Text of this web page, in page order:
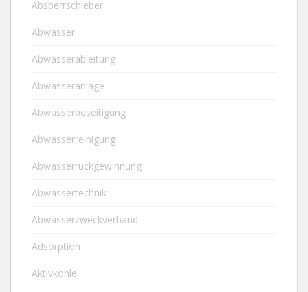
Absperrschieber
Abwasser
Abwasserableitung
Abwasseranlage
Abwasserbeseitigung
Abwasserreinigung
Abwasserrückgewinnung
Abwassertechnik
Abwasserzweckverband
Adsorption
Aktivkohle